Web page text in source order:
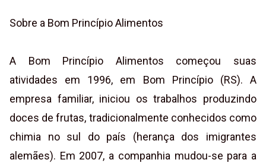
Sobre a Bom Princípio Alimentos
A Bom Princípio Alimentos começou suas
atividades em 1996, em Bom Princípio (RS). A
empresa familiar, iniciou os trabalhos produzindo
doces de frutas, tradicionalmente conhecidos como
chimia no sul do país (herança dos imigrantes
alemães). Em 2007, a companhia mudou-se para a